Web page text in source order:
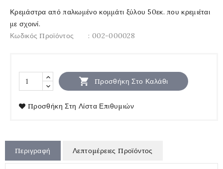
Κρεμάστρα από παλιωμένο κομμάτι ξύλου 50εκ. που κρεμιέται
με σχοινί.
Κωδικός Προϊόντος
: 002-000028
 Προσθήκη Στο Καλάθι
Προσθήκη Στη Λίστα Επιθυμιών
Περιγραφή Λεπτομέρειες Προϊόντος